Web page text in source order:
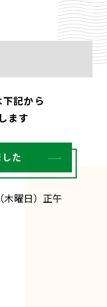
記から
ます
た
木曜日）正午